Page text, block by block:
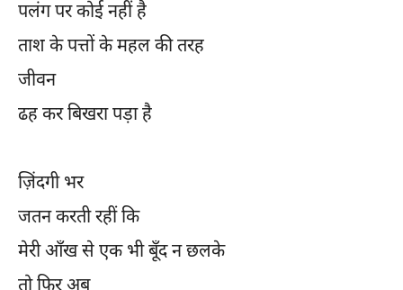
पलंग पर कोई नहीं है
ताश के पत्तों के महल की तरह
जीवन
ढह कर बिखरा पड़ा है
ज़िंदगी भर
जतन करती रहीं कि
मेरी आँख से एक भी बूँद न छलके